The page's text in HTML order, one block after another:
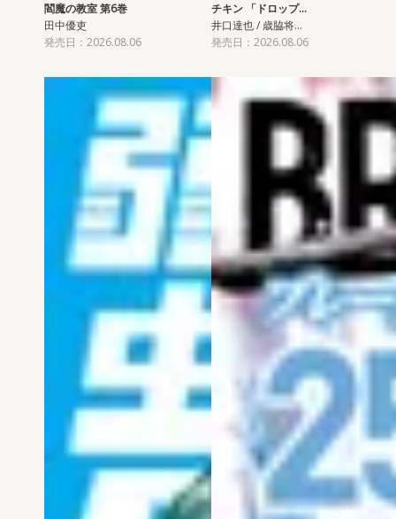
閻魔の教室 第6巻
田中優吏
発売日：2026.08.06
チキン 「ドロップ…
井口達也 / 歳脇将…
発売日：2026.08.06